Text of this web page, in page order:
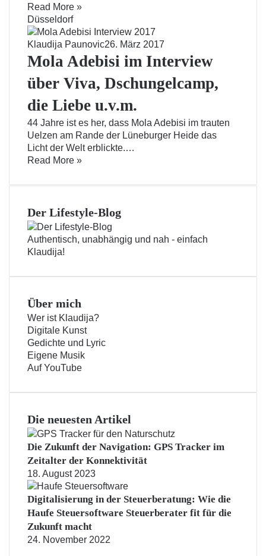
Read More »
Düsseldorf
Klaudija Paunovic26. März 2017
Mola Adebisi im Interview
über Viva, Dschungelcamp,
die Liebe u.v.m.
44 Jahre ist es her, dass Mola Adebisi im trauten
Uelzen am Rande der Lüneburger Heide das
Licht der Welt erblickte.…
Read More »
Der Lifestyle-Blog
Authentisch, unabhängig und nah - einfach
Klaudija!
Über mich
Wer ist Klaudija?
Digitale Kunst
Gedichte und Lyric
Eigene Musik
Auf YouTube
Die neuesten Artikel
Die Zukunft der Navigation: GPS Tracker im
Zeitalter der Konnektivität
18. August 2023
Digitalisierung in der Steuerberatung: Wie die
Haufe Steuersoftware Steuerberater fit für die
Zukunft macht
24. November 2022